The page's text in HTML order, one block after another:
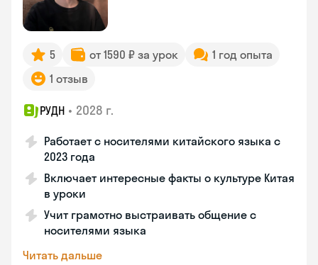
5 от 1590 ₽ за урок
1 год опыта
1 отзыв
РУДН • 2028 г.
Работает с носителями китайского языка с
2023 года
Включает интересные факты о культуре Китая
в уроки
Учит грамотно выстраивать общение с
носителями языка
Читать дальше